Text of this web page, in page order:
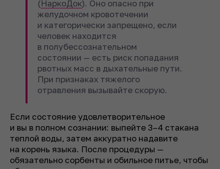
(НаркоДок). Оно опасно при
желудочном кровотечении
и категорически запрещено, если
человек находится
в полубессознательном
состоянии — есть риск попадания
рвотных масс в дыхательные пути.
При признаках тяжелого
отравления вызывайте скорую.
Если состояние удовлетворительное
и вы в полном сознании: выпейте 3–4 стакана
теплой воды, затем аккуратно надавите
на корень языка. После процедуры —
обязательно сорбенты и обильное питье, чтобы